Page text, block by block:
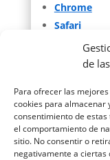
de
Para ofrecer las
cookies para almacenar
consentimiento de
el comportamiento de
sitio. No consentir o
negativamente a
Chrome
Safari
Firefox
Esta
previo aviso.